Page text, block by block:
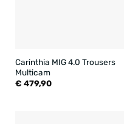
Carinthia MIG 4.0 Trousers
Multicam
€ 479,90